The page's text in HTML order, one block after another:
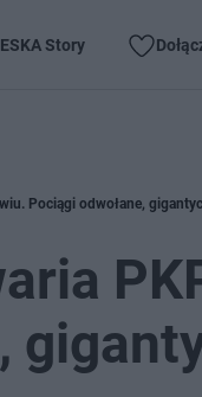
ESKA Story
Pociągi odwołane,